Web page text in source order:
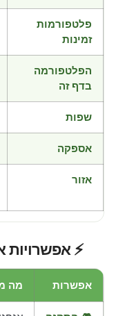
פלטפורמות
זמינות
הפלטפורמה
בדף זה
שפות
אספקה
אזור
⚡
אפשרות מה